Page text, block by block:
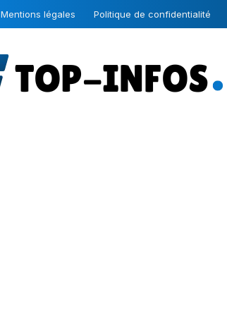
Mentions légales Politique de confidentialité